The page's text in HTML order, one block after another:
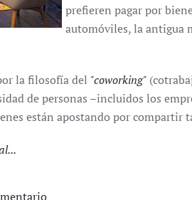
prefieren pagar por
automóviles, la antigua
la filosofía del "coworking"
de personas –incluidos los
están apostando por compartir